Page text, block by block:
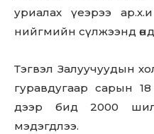
уриалах үеэрээ
нийгмийн сүлжээнд
Тэгвэл Залуучуудын
гуравдугаар сарын
дээр бид 2000 шил
мэдэгдлээ.